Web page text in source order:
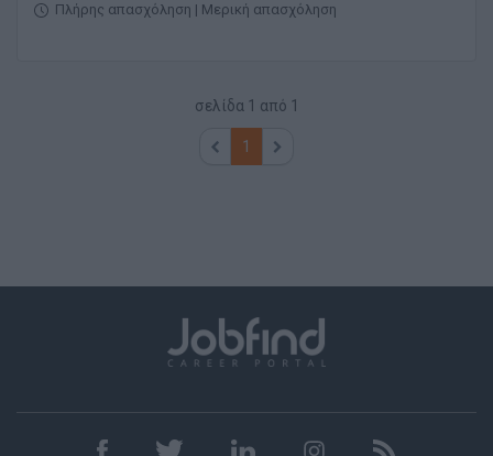
Πλήρης απασχόληση | Μερική απασχόληση
σελίδα 1 από 1
1